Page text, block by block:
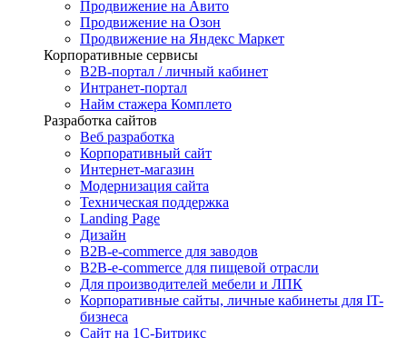
Продвижение на Авито
Продвижение на Озон
Продвижение на Яндекс Маркет
Корпоративные сервисы
B2B-портал / личный кабинет
Интранет-портал
Найм стажера Комплето
Разработка сайтов
Веб разработка
Корпоративный сайт
Интернет-магазин
Модернизация сайта
Техническая поддержка
Landing Page
Дизайн
B2B-e-commerce для заводов
B2B-e-commerce для пищевой отрасли
Для производителей мебели и ЛПК
Корпоративные сайты, личные кабинеты для IT-
бизнеса
Сайт на 1С-Битрикс